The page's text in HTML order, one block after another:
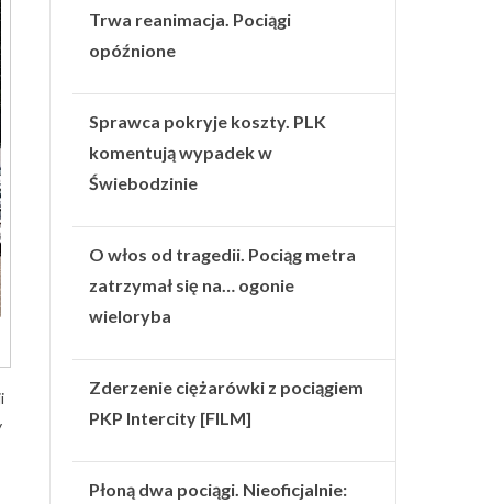
Trwa reanimacja. Pociągi
opóźnione
Sprawca pokryje koszty. PLK
komentują wypadek w
Świebodzinie
O włos od tragedii. Pociąg metra
zatrzymał się na… ogonie
wieloryba
Zderzenie ciężarówki z pociągiem
PKP Intercity [FILM]
Płoną dwa pociągi. Nieoficjalnie: